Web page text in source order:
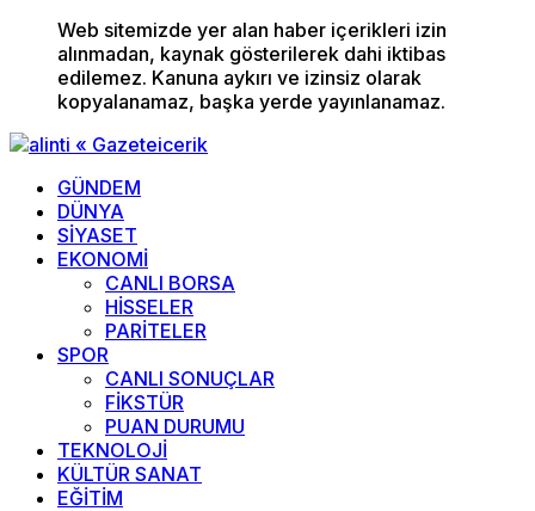
Web sitemizde yer alan haber içerikleri izin
alınmadan, kaynak gösterilerek dahi iktibas
edilemez. Kanuna aykırı ve izinsiz olarak
kopyalanamaz, başka yerde yayınlanamaz.
GÜNDEM
DÜNYA
SİYASET
EKONOMİ
CANLI BORSA
HİSSELER
PARİTELER
SPOR
CANLI SONUÇLAR
FİKSTÜR
PUAN DURUMU
TEKNOLOJİ
KÜLTÜR SANAT
EĞİTİM